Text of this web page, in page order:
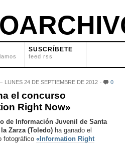
SUSCRÍBETE
feed rss
LUNES 24 DE SEPTIEMBRE DE 2012 0
el concurso
Right Now»
de Información Juvenil de Santa
Zarza (Toledo) ha ganado el
fotográfico «Information Right